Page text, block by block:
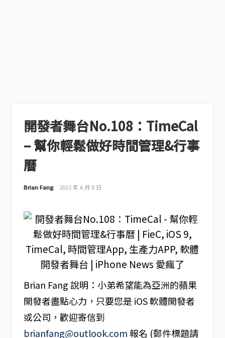
開發者舞台No.108：TimeCal
– 幫你輕鬆做好時間管理&行事
曆
Brian Fang 2015 年 6 月 8 日
Brian Fang 說明：小弟希望能為亞洲的蘋果
開發者盡點心力，只要您是 iOS 軟體開發者
或公司，歡迎寄信到
brianfang@outlook.com報名 (郵件標題請